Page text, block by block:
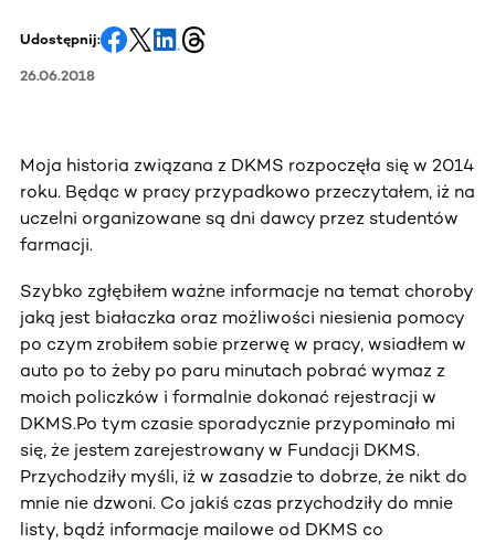
Udostępnij:
26.06.2018
Moja historia związana z DKMS rozpoczęła się w 2014
roku. Będąc w pracy przypadkowo przeczytałem, iż na
uczelni organizowane są dni dawcy przez studentów
farmacji.
Szybko zgłębiłem ważne informacje na temat choroby
jaką jest białaczka oraz możliwości niesienia pomocy
po czym zrobiłem sobie przerwę w pracy, wsiadłem w
auto po to żeby po paru minutach pobrać wymaz z
moich policzków i formalnie dokonać rejestracji w
DKMS.Po tym czasie sporadycznie przypominało mi
się, że jestem zarejestrowany w Fundacji DKMS.
Przychodziły myśli, iż w zasadzie to dobrze, że nikt do
mnie nie dzwoni. Co jakiś czas przychodziły do mnie
listy, bądź informacje mailowe od DKMS co